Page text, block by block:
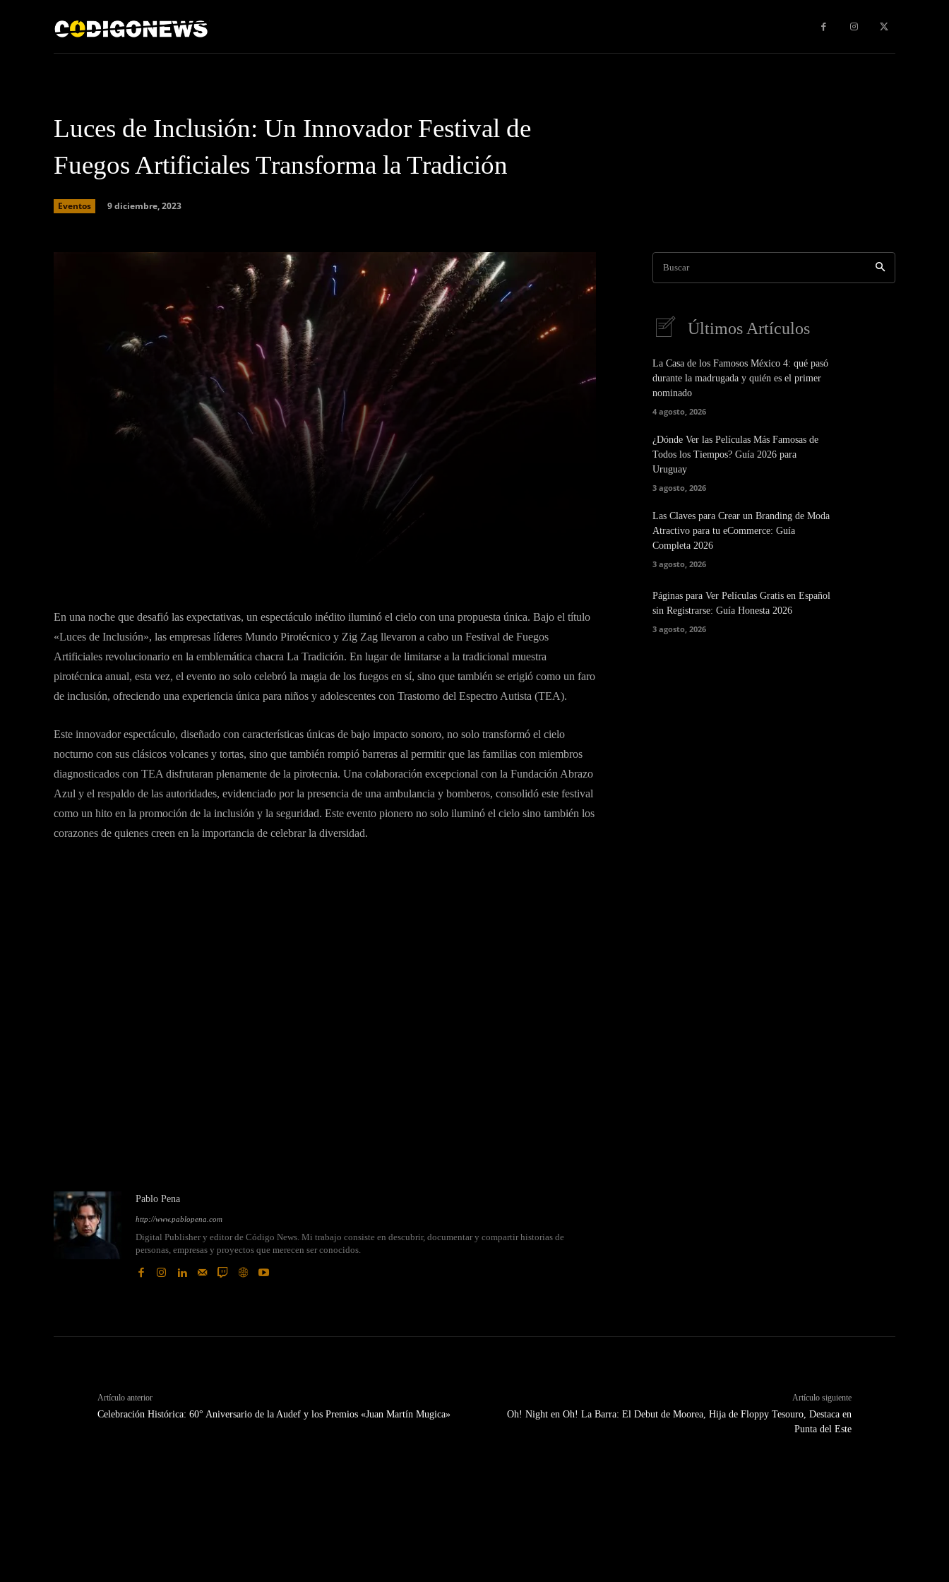
Publicidad More
Luces de Inclusión: Un Innovador Festival de
Fuegos Artificiales Transforma la Tradición
Eventos 9 diciembre, 2023
En una noche que desafió las expectativas, un espectáculo inédito iluminó el cielo con una propuesta única. Bajo el título
«Luces de Inclusión», las empresas líderes Mundo Pirotécnico y Zig Zag llevaron a cabo un Festival de Fuegos
Artificiales revolucionario en la emblemática chacra La Tradición. En lugar de limitarse a la tradicional muestra
pirotécnica anual, esta vez, el evento no solo celebró la magia de los fuegos en sí, sino que también se erigió como un faro
de inclusión, ofreciendo una experiencia única para niños y adolescentes con Trastorno del Espectro Autista (TEA).
Este innovador espectáculo, diseñado con características únicas de bajo impacto sonoro, no solo transformó el cielo
nocturno con sus clásicos volcanes y tortas, sino que también rompió barreras al permitir que las familias con miembros
diagnosticados con TEA disfrutaran plenamente de la pirotecnia. Una colaboración excepcional con la Fundación Abrazo
Azul y el respaldo de las autoridades, evidenciado por la presencia de una ambulancia y bomberos, consolidó este festival
como un hito en la promoción de la inclusión y la seguridad. Este evento pionero no solo iluminó el cielo sino también los
corazones de quienes creen en la importancia de celebrar la diversidad.
Pablo Pena
http://www.pablopena.com
Digital Publisher y editor de Código News. Mi trabajo consiste en descubrir, documentar y compartir historias de
personas, empresas y proyectos que merecen ser conocidos.
Buscar
Últimos Artículos
La Casa de los Famosos México 4: qué pasó
durante la madrugada y quién es el primer
nominado
4 agosto, 2026
¿Dónde Ver las Películas Más Famosas de
Todos los Tiempos? Guía 2026 para
Uruguay
3 agosto, 2026
Las Claves para Crear un Branding de Moda
Atractivo para tu eCommerce: Guía
Completa 2026
3 agosto, 2026
Páginas para Ver Películas Gratis en Español
sin Registrarse: Guía Honesta 2026
3 agosto, 2026
Artículo anterior
Celebración Histórica: 60° Aniversario de la Audef y los Premios «Juan Martín Mugica»
Artículo siguiente
Oh! Night en Oh! La Barra: El Debut de Moorea, Hija de Floppy Tesouro, Destaca en
Punta del Este